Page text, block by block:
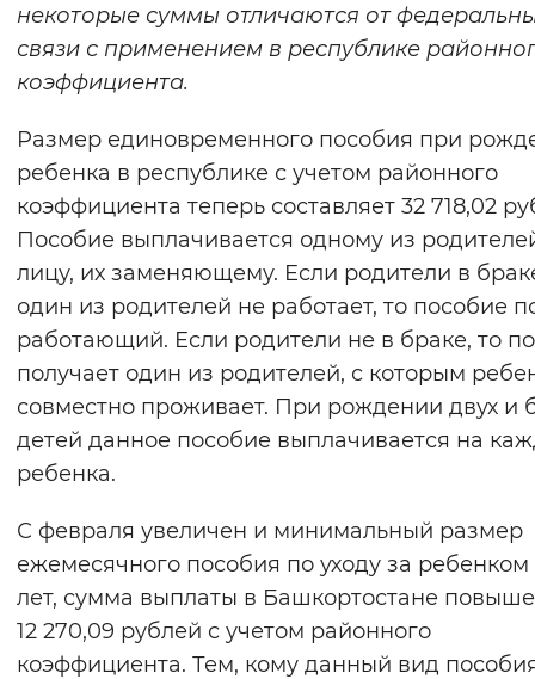
Изображения
Включены
Воспроизвести Остановить
Вернуть стандартные настройки
некоторые суммы отличаются от
связи с применением в республике
коэффициента.
Размер единовременного пособия при
ребенка в республике с учетом районного
коэффициента теперь составляет 32 718,02
Пособие выплачивается одному из
лицу, их заменяющему. Если родители в
один из родителей не работает, то пособие
работающий. Если родители не в браке, то
получает один из родителей, с которым
совместно проживает. При рождении двух и
детей данное пособие выплачивается на
ребенка.
С февраля увеличен и минимальный размер
ежемесячного пособия по уходу за ребенком
лет, сумма выплаты в Башкортостане
12 270,09 рублей с учетом районного
коэффициента. Тем, кому данный вид